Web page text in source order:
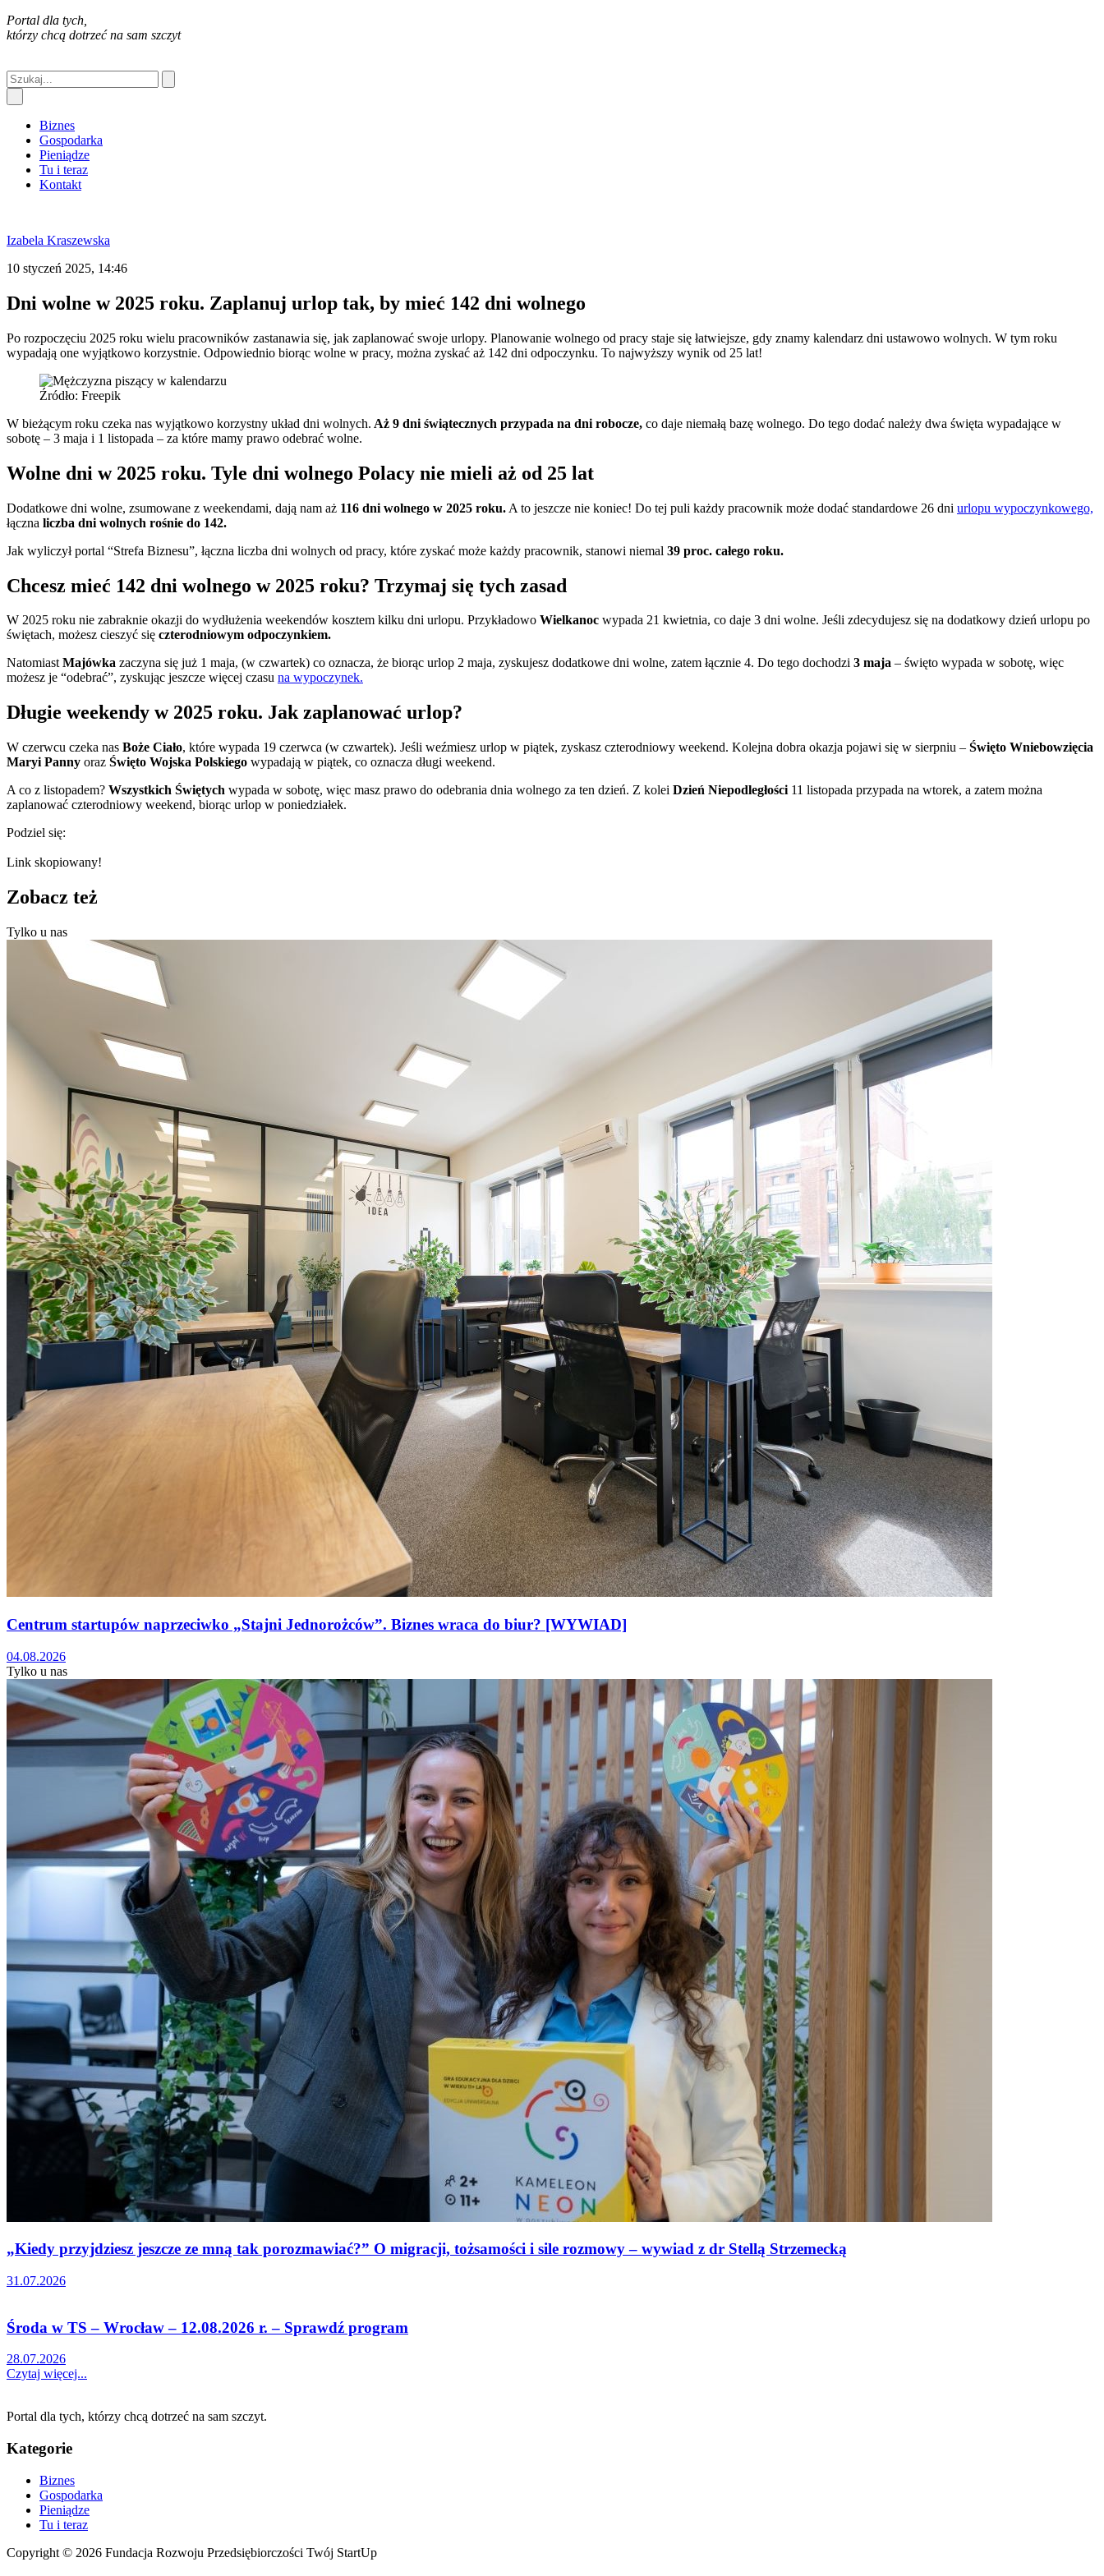
Portal dla tych,
którzy chcą dotrzeć na sam szczyt
Biznes
Gospodarka
Pieniądze
Tu i teraz
Kontakt
Izabela Kraszewska
10 styczeń 2025, 14:46
Dni wolne w 2025 roku. Zaplanuj urlop tak, by mieć 142 dni wolnego
Po rozpoczęciu 2025 roku wielu pracowników zastanawia się, jak zaplanować swoje urlopy. Planowanie wolnego od pracy staje się łatwiejsze, gdy znamy kalendarz dni ustawowo wolnych. W tym roku
wypadają one wyjątkowo korzystnie. Odpowiednio biorąc wolne w pracy, można zyskać aż 142 dni odpoczynku. To najwyższy wynik od 25 lat!
Źródło: Freepik
W bieżącym roku czeka nas wyjątkowo korzystny układ dni wolnych. Aż 9 dni świątecznych przypada na dni robocze, co daje niemałą bazę wolnego. Do tego dodać należy dwa święta wypadające w
sobotę – 3 maja i 1 listopada – za które mamy prawo odebrać wolne.
Wolne dni w 2025 roku. Tyle dni wolnego Polacy nie mieli aż od 25 lat
Dodatkowe dni wolne, zsumowane z weekendami, dają nam aż 116 dni wolnego w 2025 roku. A to jeszcze nie koniec! Do tej puli każdy pracownik może dodać standardowe 26 dni urlopu wypoczynkowego,
łączna liczba dni wolnych rośnie do 142.
Jak wyliczył portal “Strefa Biznesu”, łączna liczba dni wolnych od pracy, które zyskać może każdy pracownik, stanowi niemal 39 proc. całego roku.
Chcesz mieć 142 dni wolnego w 2025 roku? Trzymaj się tych zasad
W 2025 roku nie zabraknie okazji do wydłużenia weekendów kosztem kilku dni urlopu. Przykładowo Wielkanoc wypada 21 kwietnia, co daje 3 dni wolne. Jeśli zdecydujesz się na dodatkowy dzień urlopu po
świętach, możesz cieszyć się czterodniowym odpoczynkiem.
NatomiastMajówka zaczyna się już 1 maja, (w czwartek) co oznacza, że biorąc urlop 2 maja, zyskujesz dodatkowe dni wolne, zatem łącznie 4. Do tego dochodzi 3 maja – święto wypada w sobotę, więc
możesz je “odebrać”, zyskując jeszcze więcej czasu na wypoczynek.
Długie weekendy w 2025 roku. Jak zaplanować urlop?
W czerwcu czeka nas Boże Ciało, które wypada 19 czerwca (w czwartek). Jeśli weźmiesz urlop w piątek, zyskasz czterodniowy weekend. Kolejna dobra okazja pojawi się w sierpniu – Święto Wniebowzięcia
Maryi Panny oraz Święto Wojska Polskiego wypadają w piątek, co oznacza długi weekend.
A co z listopadem? Wszystkich Świętych wypada w sobotę, więc masz prawo do odebrania dnia wolnego za ten dzień. Z kolei Dzień Niepodległości 11 listopada przypada na wtorek, a zatem można
zaplanować czterodniowy weekend, biorąc urlop w poniedziałek.
Podziel się:
Link skopiowany!
Zobacz też
Tylko u nas
Centrum startupów naprzeciwko „Stajni Jednorożców”. Biznes wraca do biur? [WYWIAD]
04.08.2026
Tylko u nas
„Kiedy przyjdziesz jeszcze ze mną tak porozmawiać?” O migracji, tożsamości i sile rozmowy – wywiad z dr Stellą Strzemecką
31.07.2026
Środa w TS – Wrocław – 12.08.2026 r. – Sprawdź program
28.07.2026
Czytaj więcej...
Portal dla tych, którzy chcą dotrzeć na sam szczyt.
Kategorie
Biznes
Gospodarka
Pieniądze
Tu i teraz
Copyright © 2026 Fundacja Rozwoju Przedsiębiorczości Twój StartUp